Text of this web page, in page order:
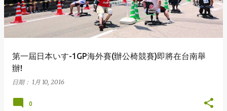
第一屆日本いす-1GP海外賽(辦公椅競賽)即將在台南舉
辦!
日期： 1月 10, 2016
0